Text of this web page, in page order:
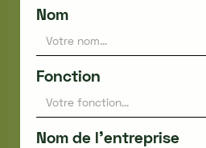
Nom
Fonction
Nom de l'entreprise